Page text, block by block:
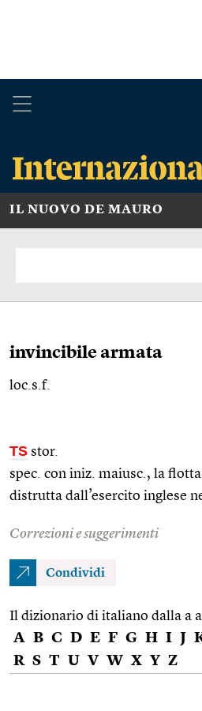
IL NUOVO DE MAURO
invincibile armata
loc.s.f.
TS stor.
spec. con iniz. maiusc. , la
distrutta dall’esercito inglese
Correzioni e suggerimenti
Condividi
Il dizionario di italiano dalla a
A B C D E F G H I J
R S T U V W X Y Z